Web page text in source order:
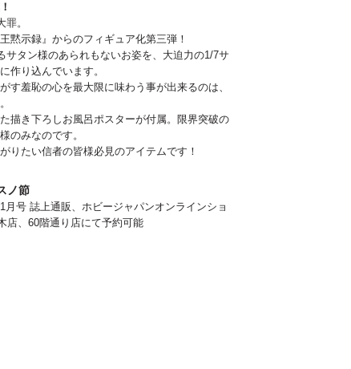
。
黙示録』からのフィギュア化第三弾！
サタン様のあられもないお姿を、大迫力の1/7サ
作り込んでいます。
す羞恥の心を最大限に味わう事が出来るのは、
描き下ろしお風呂ポスターが付属。限界突破の
のみなのです。
りたい信者の皆様必見のアイテムです！
ノ節
号 誌上通販、ホビージャパンオンラインショ
店、60階通り店にて予約可能